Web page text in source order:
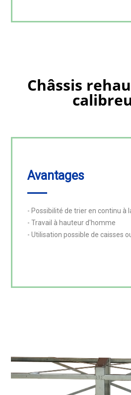
Châssis
Avantages
- Possibilité de trier en continu à
- Travail à hauteur d'homme
- Utilisation possible de caisses